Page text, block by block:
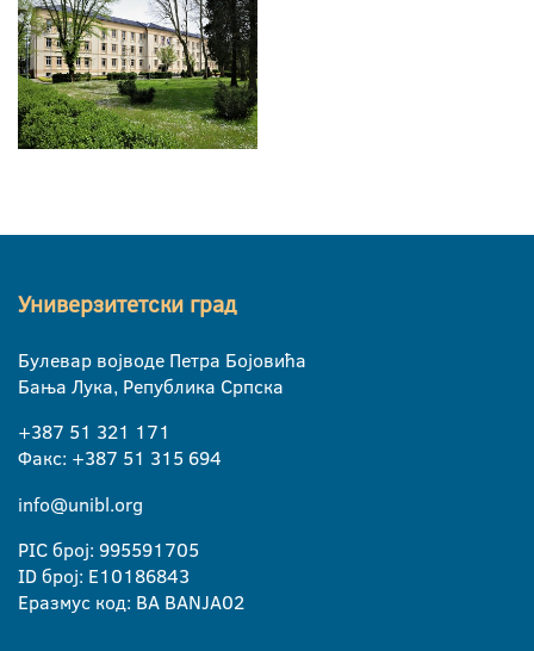
Универзитетски град
Булевар војводе Петра Бојовића
Бања Лука, Република Српска
+387 51 321 171
Факс: +387 51 315 694
info@unibl.org
PIC број: 995591705
ID број: E10186843
Еразмус код: BA BANJA02